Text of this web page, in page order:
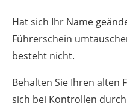
Hat sich Ihr Name
Führerschein
besteht nicht.
Behalten Sie Ihren alten
sich bei Kontrollen